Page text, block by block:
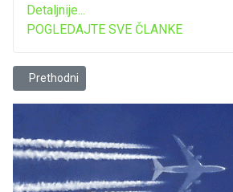
Detaljnije...
POGLEDAJTE SVE ČLANKE
Prethodni članak: Vijest iz Barske plovidbe...
Prethodni